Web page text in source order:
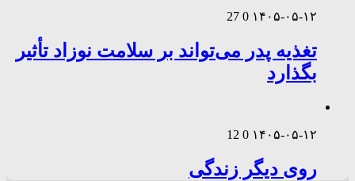
۱۴۰۵-۰۵-۱۲ 0
27
تغذیه پدر می‌تواند بر سلامت نوزاد تأثیر
بگذارد
۱۴۰۵-۰۵-۱۲ 0
12
روی دیگر زندگی